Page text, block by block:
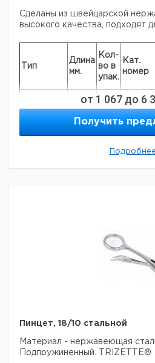
Сделаны из швейцарской
высокого качества, подходят
Тип
Длина
мм.
Кол-
во в
упак.
Кат.
номер
точные
90 1
6280912
лезвия,
прямая
от 1 067 до 6
Получить
Подробнее
Пинцет, 18/10 стальной
Материал - нержавеющая
Подпружиненный.
TRIZETTE®